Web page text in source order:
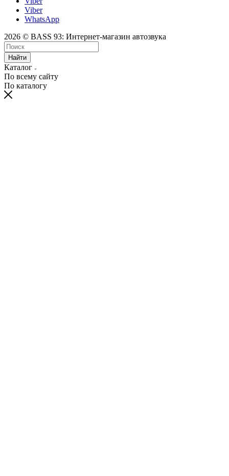
Viber
WhatsApp
2026 © BASS 93: Интернет-магазин автозвука
Найти
Каталог
По всему сайту
По каталогу